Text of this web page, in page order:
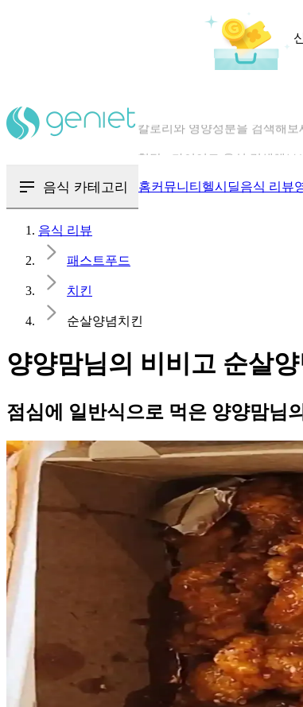
음식 카테고리 홈커뮤니티 헬시딜음식 리뷰
음식 리뷰
패스트푸드
치킨
순살양념치킨
양양맘님의 비비고 순살
점심에 일반식으로 먹은 양양맘님